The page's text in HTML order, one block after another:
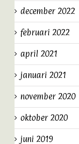
december 2022
februari 2022
april 2021
januari 2021
november 2020
oktober 2020
juni 2019